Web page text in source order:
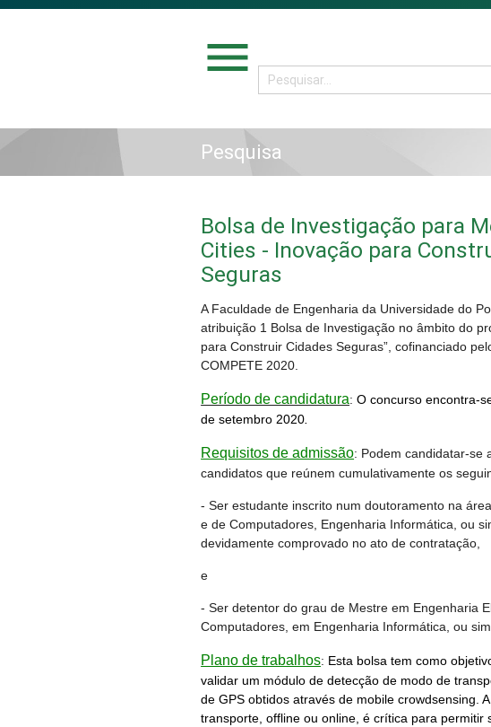
menu
Pesquisa
Bolsa de Investigação para
Cities - Inovação para
Seguras
A Faculdade de Engenharia da Universidade do
atribuição 1 Bolsa de Investigação no âmbito do
para Construir Cidades Seguras”, cofinanciado
COMPETE 2020.
Período de candidatura:O concurso encontra-
de setembro 2020.
Requisitos de admissão: Podem candidatar-se
candidatos que reúnem cumulativamente os
- Ser estudante inscrito num doutoramento na
e de Computadores, Engenharia Informática, ou
devidamente comprovado no ato de contratação,
e
- Ser detentor do grau de Mestre em Engenharia
Computadores, em Engenharia Informática, ou
Plano de trabalhos: Esta bolsa tem como
validar um módulo de detecção de modo de
de GPS obtidos através de mobile crowdsensing.
transporte, offline ou online, é crítica para permitir